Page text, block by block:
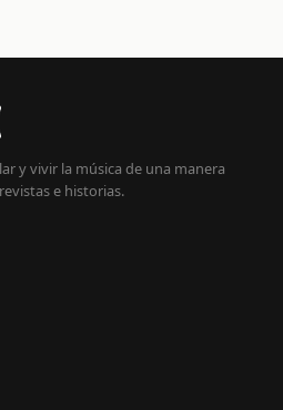
y vivir la música de una manera
e historias.